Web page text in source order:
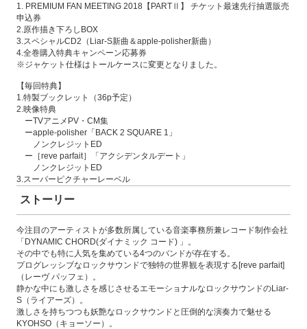
1. PREMIUM FAN MEETING 2018【PARTⅡ】 チケット最速先行抽選販売
申込券
2.原作描き下ろしBOX
3.スペシャルCD2（Liar-S新曲＆apple-polisher新曲）
4.全巻購入特典キャンペーン応募券
※ジャケット仕様はトールケースに変更となりました。
【毎回特典】
1.特製ブックレット（36p予定）
2.映像特典
ーTVアニメPV・CM集
ーapple-polisher「BACK 2 SQUARE 1」
ノンクレジットED
ー［reve parfait］「アクシデンタルデート」
ノンクレジットED
3.スーパーピクチャーレーベル
ストーリー
今注目のアーティストが多数所属している音楽事務所兼レコード制作会社
「DYNAMIC CHORD(ダイナミック コード) 」。
その中でも特に人気を集めている4つのバンドが存在する。
プログレッシブなロックサウンドで独特の世界観を表現する[reve parfait]
（レーヴ パッフェ）。
静かな中にも激しさを感じさせるエモーショナルなロックサウンドのLiar-
S（ライアーズ）。
激しさを持ちつつも妖艶なロックサウンドと圧倒的な演奏力で魅せる
KYOHSO（キョーソー）。